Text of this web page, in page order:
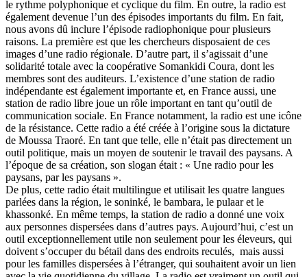
le rythme polyphonique et cyclique du film. En outre, la radio est
également devenue l’un des épisodes importants du film. En fait,
nous avons dû inclure l’épisode radiophonique pour plusieurs
raisons. La première est que les chercheurs disposaient de ces
images d’une radio régionale. D’autre part, il s’agissait d’une
solidarité totale avec la coopérative Somankidi Coura, dont les
membres sont des auditeurs. L’existence d’une station de radio
indépendante est également importante et, en France aussi, une
station de radio libre joue un rôle important en tant qu’outil de
communication sociale. En France notamment, la radio est une icône
de la résistance. Cette radio a été créée à l’origine sous la dictature
de Moussa Traoré. En tant que telle, elle n’était pas directement un
outil politique, mais un moyen de soutenir le travail des paysans. A
l’époque de sa création, son slogan était : « Une radio pour les
paysans, par les paysans ».
De plus, cette radio était multilingue et utilisait les quatre langues
parlées dans la région, le soninké, le bambara, le pulaar et le
khassonké. En même temps, la station de radio a donné une voix
aux personnes dispersées dans d’autres pays. Aujourd’hui, c’est un
outil exceptionnellement utile non seulement pour les éleveurs, qui
doivent s’occuper du bétail dans des endroits reculés, mais aussi
pour les familles dispersées à l’étranger, qui souhaitent avoir un lien